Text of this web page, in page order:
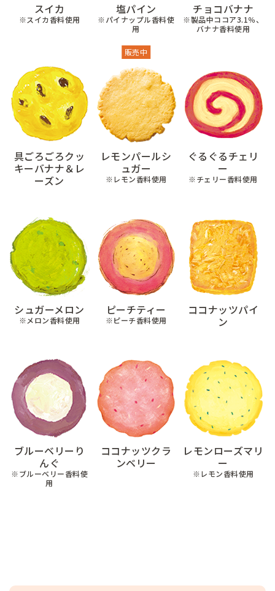
スイカ
※スイカ香料使用
塩パイン
※パイナップル香料使
用
チョコバナナ
※製品中ココア3.1％、
バナナ香料使用
具ごろごろクッ
キーバナナ＆レ
ーズン
レモンパールシ
ュガー
※レモン香料使用
販売中
ぐるぐるチェリ
ー
※チェリー香料使用
シュガーメロン
※メロン香料使用
ピーチティー
※ピーチ香料使用
ココナッツパイ
ン
ブルーベリーり
んぐ
※ブルーベリー香料使
用
ココナッツクラ
ンベリー
レモンローズマリ
ー
※レモン香料使用